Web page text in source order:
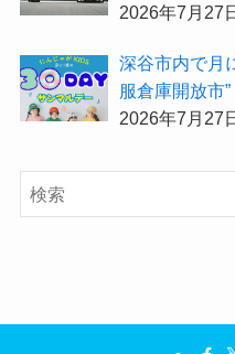
「Hair Salon
2026年7月27
深谷市内で月
服倉庫開放市
2026年7月27